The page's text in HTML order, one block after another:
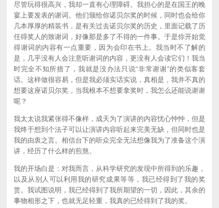
尽管玩得很高兴，我却一直有心理障碍。我担心的是在国王的晚
宴上要发表的谢词。他们颁给你诺贝尔奖的时候，同时也会给你
几本厚厚的精装书，是有关过去诺贝尔奖的历史，里面记载了历
任得奖人的致谢词，好像那是多了不得的一件事。于是你开始觉
得谢词的内容有一点重要，因为会印在书上。我当时不了解的
是，几乎没有人会注意听谢词的内容，更没有人会读它们！我当
时完全不知所措了，我就是没办法只说“非常谢谢”的类似客套
话。这样做很容易，但是我必须实话实说，真相是，我并不真的
想要这座诺贝尔奖，当我根本不想要拿奖时，我怎么还能说谢谢
呢？
我太太说我紧张得不像样，成天为了演讲的内容忧心忡忡，但是
我终于想到个法子可以让演讲内容听起来完美无缺，但同时也是
我的由衷之言。相信台下的听众完全无法想像我为了准备这个演
讲，经历了什么样的煎熬。
我的开场白是：对我而言，从科学研究的发现中所得到的乐趣，
以及从别人可以利用我的研究成果等等，我已经得到了我的奖
赏。我试图说明，我已经得到了我所期望的一切，因此，其余的
事物相形之下，也就无足轻重，我真的已经得到了我的奖。